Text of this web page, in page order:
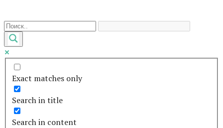
к
контенту
Exact matches only
Search in title
Search in content